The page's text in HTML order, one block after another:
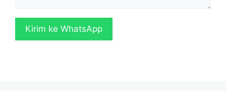
Kirim ke WhatsApp